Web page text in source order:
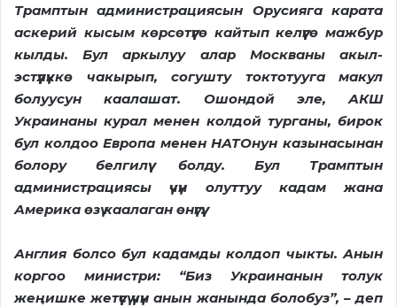
Трамптын администрациясын Орусияга карата
аскерий кысым көрсөтүүгө кайтып келүүгө мажбур
кылды. Бул аркылуу алар Москваны акыл-
эстүүлүккө чакырып, согушту токтотууга макул
болуусун каалашат. Ошондой эле, АКШ
Украинаны курал менен колдой турганы, бирок
бул колдоо Европа менен НАТОнун казынасынан
болору белгилүү болду. Бул Трамптын
администрациясы үчүн олуттуу кадам жана
Америка өзү каалаган өнүгүү.
Англия болсо бул кадамды колдоп чыкты. Анын
коргоо министри: “Биз Украинанын толук
жеңишке жетүүсү үчүн анын жанында болобуз”, – деп